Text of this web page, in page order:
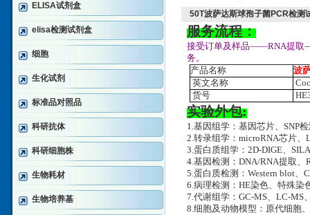
ELISA试剂盒
elisa检测试剂盒
细胞
生化试剂
标准品对照品
科研抗体
科研细胞株
生物耗材
生物培养基
50T波萨达斯球孢子菌PCR检测
服务流程：
接受订单及样品——RNA提
务。
产品名称
波
英文名称
货号
实验外包:
1.基因组学：基因芯片、SNP
2.转录组学：microRNA芯片、
3.蛋白质组学：2D-DIGE、
4.基因检测：DNA/RNA提取、
5.蛋白质检测：Western blot、
6.病理检测：HE染色、特殊染
7.代谢组学：GC-MS、LC-MS
8.细胞及动物模型：原代细胞